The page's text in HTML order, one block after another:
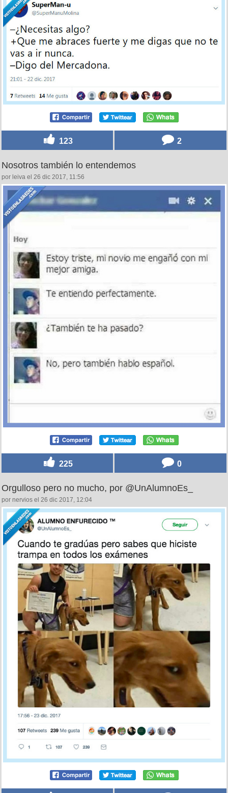
123 2
Nosotros también lo entendemos
por leiva el 26 dic 2017, 11:56
225 0
Orgulloso pero no mucho, por @UnAlumnoEs_
por nervios el 26 dic 2017, 12:04